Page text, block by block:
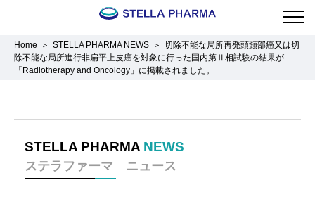
Home STELLA PHARMA NEWS
切除不能な局所再発頭頸部癌又は切
除不能な局所進行非扁平上皮癌を対象に行った国内第Ⅱ相試験の結果が
「Radiotherapy and Oncology」に掲載されました。
STELLA PHARMA NEWS
ステラファーマ ニュース